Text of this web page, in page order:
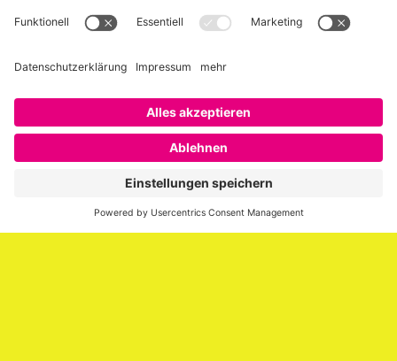
Über SAATKORN
SAATKORN ist der Blog von Gero Hesse. Seit 2009 schreibt
er über die Themen Employer Branding,